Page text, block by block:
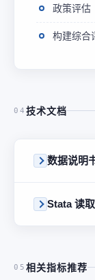
政策评估
构建综合
04 技术文档
数据说明
Stata 读
05 相关指标推荐